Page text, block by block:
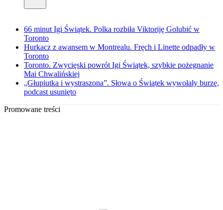
66 minut Igi Świątek. Polka rozbiła Viktoriję Golubić w
Toronto
Hurkacz z awansem w Montrealu. Fręch i Linette odpadły w
Toronto
Toronto. Zwycięski powrót Igi Świątek, szybkie pożegnanie
Mai Chwalińskiej
„Głupiutka i wystraszona”. Słowa o Świątek wywołały burzę,
podcast usunięto
Promowane treści